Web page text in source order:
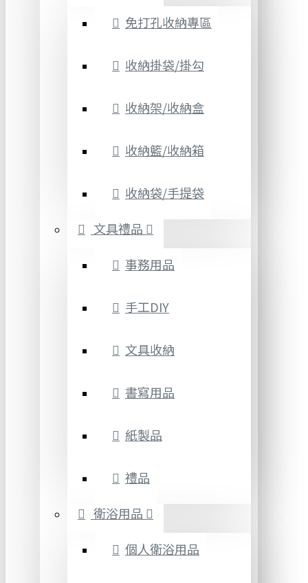
免打孔收納專區
收納掛袋/掛勾
收納架/收納盒
收納籃/收納箱
收納袋/手提袋
文具禮品
事務用品
手工DIY
文具收納
書寫用品
紙製品
禮品
衛浴用品
個人衛浴用品